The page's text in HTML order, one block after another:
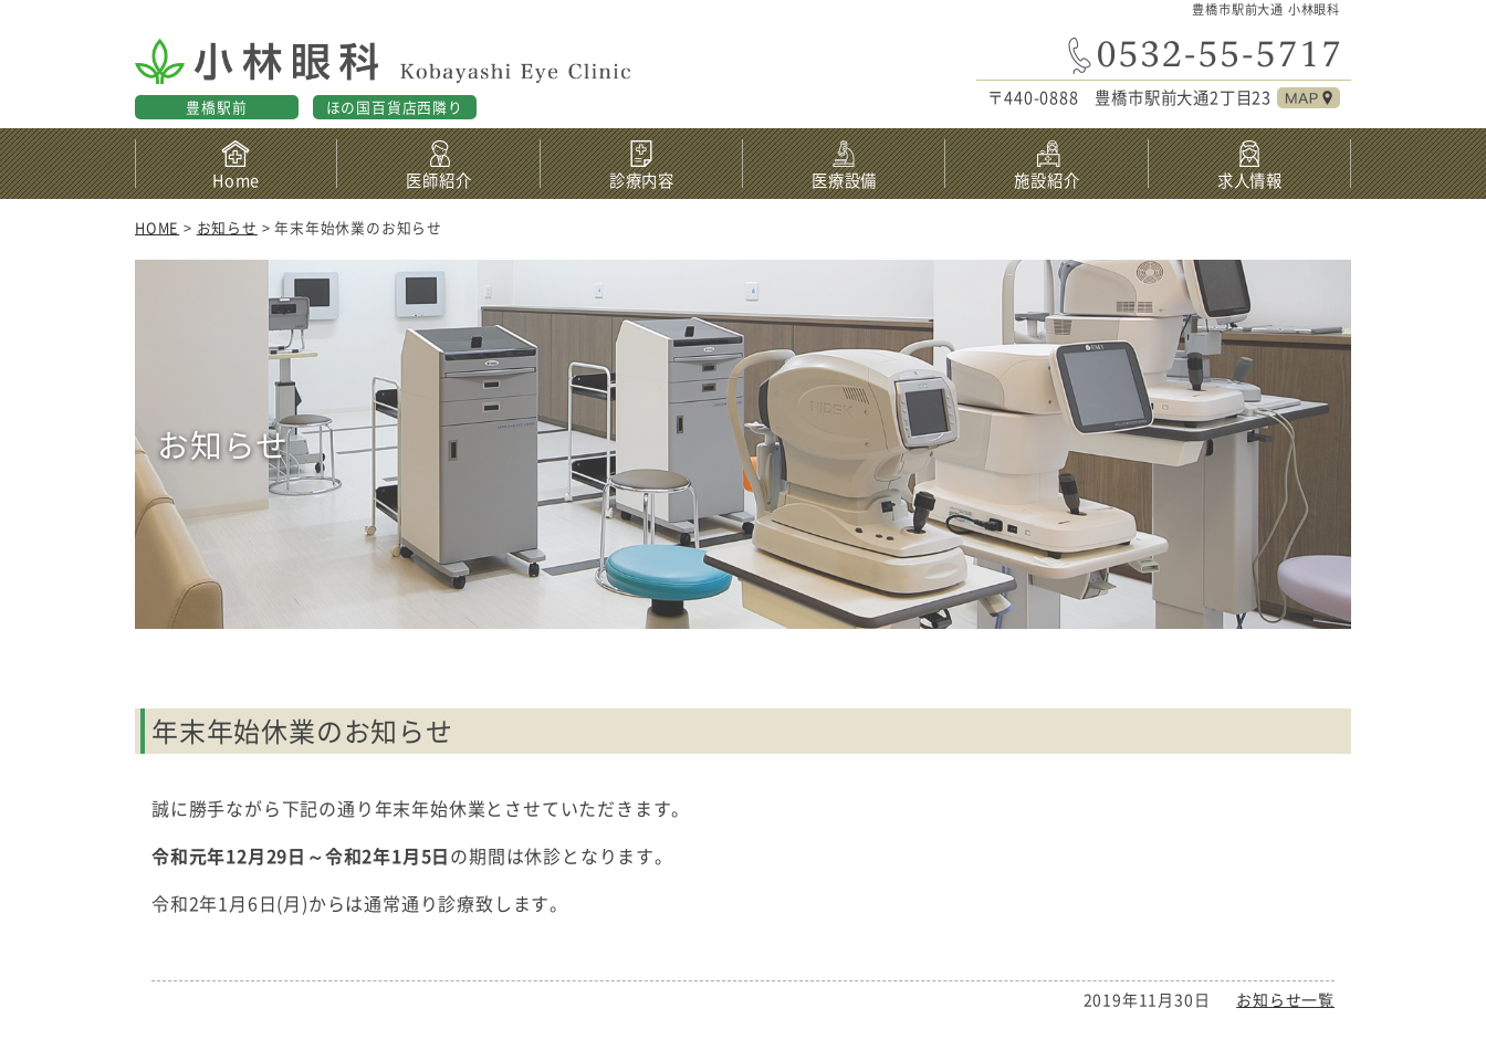
豊橋市駅前大通 小林眼科
豊橋駅前 ほの国百貨店西隣り 〒440-0888 豊橋市駅前大通2丁目23
HOME > お知らせ > 年末年始休業のお知らせ
お知らせ
年末年始休業のお知らせ
誠に勝手ながら下記の通り年末年始休業とさせていただきます。
令和元年12月29日～令和2年1月5日の期間は休診となります。
令和2年1月6日(月)からは通常通り診療致します。
2019年11月30日 お知らせ一覧
Home 医師紹介 診療内容 医療設備 施設紹介 求人情報